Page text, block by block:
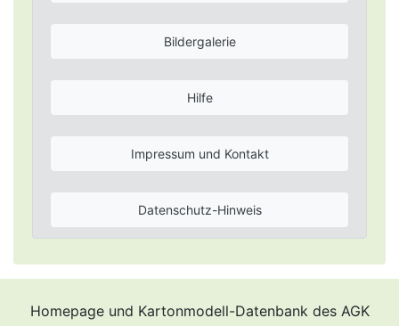
Bildergalerie
Hilfe
Impressum und Kontakt
Datenschutz-Hinweis
Homepage und Kartonmodell-Datenbank des AGK